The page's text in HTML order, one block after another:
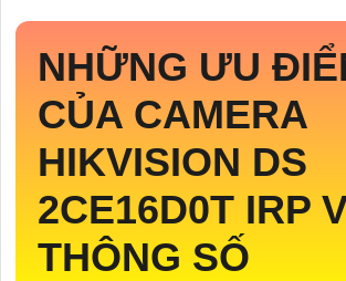
NHỮNG ƯU
CỦA CAMERA
HIKVISION DS
2CE16D0T IRP
THÔNG SỐ